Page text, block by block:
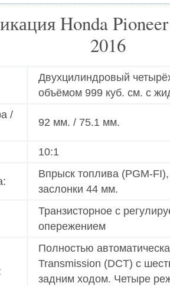
Honda
2016
Двухцилиндровый
объёмом 999 куб. см. с
/
92 мм. / 75.1 мм.
10:1
Впрыск топлива (PGM-
заслонки 44 мм.
Транзисторное с
опережением
Полностью
Transmission (DCT) с
задним ходом. Четыре